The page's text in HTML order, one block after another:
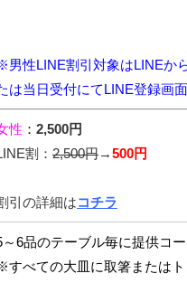
男性LINE割引対象はLINEか
は当日受付にてLINE登録画面
性 ： 2,500円
割： 2,500円 → 500円
引の詳細は コチラ
～6品のテーブル毎に提供コ
すべての大皿に取箸またはト